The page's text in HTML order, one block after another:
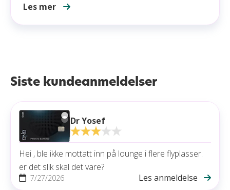
Les mer
Siste kundeanmeldelser
Dr Yosef
Hei , ble ikke mottatt inn på lounge i flere flyplasser.
er det slik skal det vare?
7/27/2026 Les anmeldelse